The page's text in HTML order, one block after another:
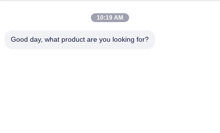
10:19 AM
Good day, what product are you looking for?